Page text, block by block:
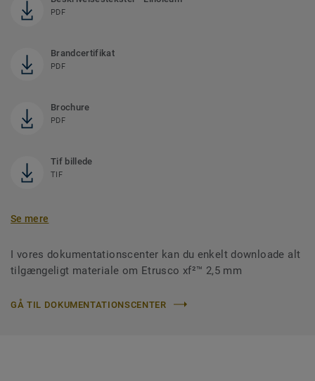
PDF
Brandcertifikat
PDF
Brochure
PDF
Tif billede
TIF
Se mere
I vores dokumentationscenter kan du enkelt downloade alt
tilgængeligt materiale om Etrusco xf²™ 2,5 mm
GÅ TIL DOKUMENTATIONSCENTER